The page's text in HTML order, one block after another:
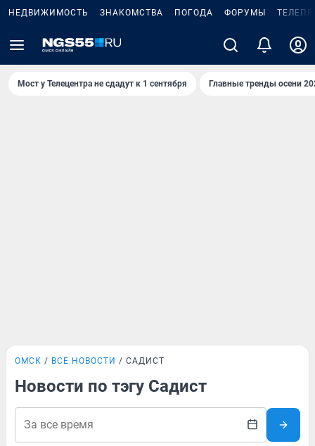
НЕДВИЖИМОСТЬ ЗНАКОМСТВА ПОГОДА ФОРУМЫ
Мост у Телецентра не сдадут к 1 сентября Главные тренды осени
ОМСК ВСЕ НОВОСТИ САДИСТ
Новости по тэгу Садист